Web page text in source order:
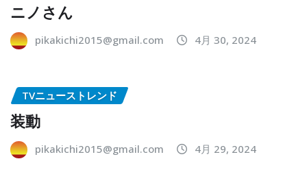
ニノさん
pikakichi2015@gmail.com 4月 30, 2024
TVニューストレンド
装動
pikakichi2015@gmail.com 4月 29, 2024